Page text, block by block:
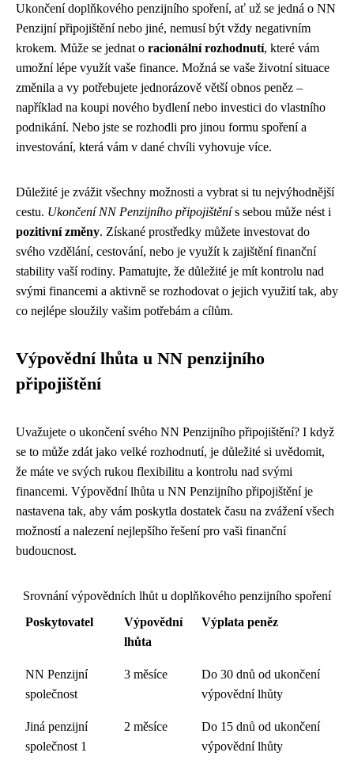
Ukončení doplňkového penzijního spoření, ať už se jedná o NN
Penzijní připojištění nebo jiné, nemusí být vždy negativním
krokem. Může se jednat o racionální rozhodnutí, které vám
umožní lépe využít vaše finance. Možná se vaše životní situace
změnila a vy potřebujete jednorázově větší obnos peněz –
například na koupi nového bydlení nebo investici do vlastního
podnikání. Nebo jste se rozhodli pro jinou formu spoření a
investování, která vám v dané chvíli vyhovuje více.
Důležité je zvážit všechny možnosti a vybrat si tu nejvýhodnější
cestu. Ukončení NN Penzijního připojištěnís sebou může nést i
pozitivní změny. Získané prostředky můžete investovat do
svého vzdělání, cestování, nebo je využít k zajištění finanční
stability vaší rodiny. Pamatujte, že důležité je mít kontrolu nad
svými financemi a aktivně se rozhodovat o jejich využití tak, aby
co nejlépe sloužily vašim potřebám a cílům.
Výpovědní lhůta u NN penzijního
připojištění
Uvažujete o ukončení svého NN Penzijního připojištění? I když
se to může zdát jako velké rozhodnutí, je důležité si uvědomit,
že máte ve svých rukou flexibilitu a kontrolu nad svými
financemi. Výpovědní lhůta u NN Penzijního připojištění je
nastavena tak, aby vám poskytla dostatek času na zvážení všech
možností a nalezení nejlepšího řešení pro vaši finanční
budoucnost.
Srovnání výpovědních lhůt u doplňkového penzijního spoření
Poskytovatel
Výpovědní
lhůta
Výplata peněz
NN Penzijní
společnost
3 měsíce
Do 30 dnů od ukončení
výpovědní lhůty
Jiná penzijní
společnost 1
2 měsíce
Do 15 dnů od ukončení
výpovědní lhůty